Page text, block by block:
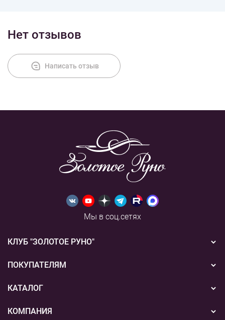
Нет отзывов
Написать отзыв
Мы в соц.сетях
КЛУБ "ЗОЛОТОЕ РУНО"
Новости
Акции
ПОКУПАТЕЛЯМ
Бонусная система
Подарочные сертификаты
КАТАЛОГ
Вышивка
КОМПАНИЯ